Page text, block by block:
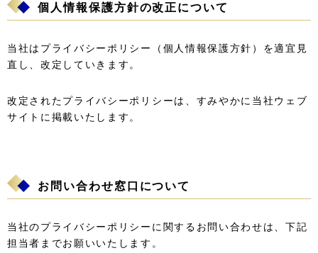
個人情報保護方針の改正について
当社はプライバシーポリシー（個人情報保護方針）を適宜見
直し、改定していきます。
改定されたプライバシーポリシーは、すみやかに当社ウェブ
サイトに掲載いたします。
お問い合わせ窓口について
当社のプライバシーポリシーに関するお問い合わせは、下記
担当者までお願いいたします。